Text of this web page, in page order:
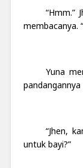
“Hmm.”
membacanya.
Yuna
pandangannya
“Jhen,
untuk bayi?”